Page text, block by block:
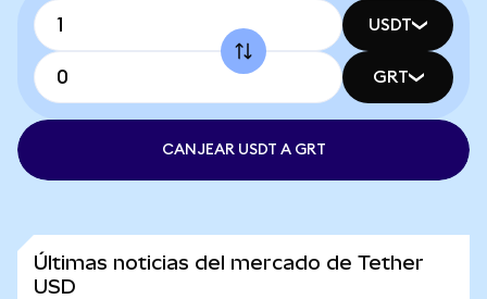
USDT
GRT
CANJEAR USDT A GRT
Últimas noticias del mercado de Tether
USD